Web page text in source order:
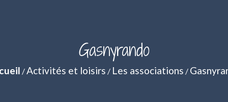
Gasnyrando
/Activités et loisirs / Les associations /